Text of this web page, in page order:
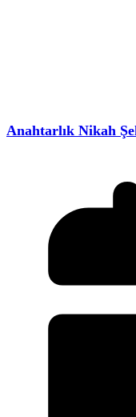
Anahtarlık Nikah